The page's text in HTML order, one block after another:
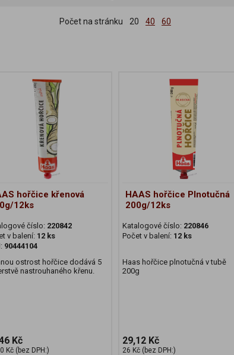
Počet na stránku 20 40 60
hořčice křenová
12ks
číslo: 220842
v balení: 12 ks
90444104
ostrost hořčice dodává 5
nastrouhaného křenu.
Kč
Kč (bez DPH:)
HAAS hořčice Plnotučná
200g/12ks
Katalogové číslo: 220846
Počet v balení: 12 ks
Haas hořčice plnotučná v tubě
200g
29,12 Kč
26 Kč (bez DPH:)